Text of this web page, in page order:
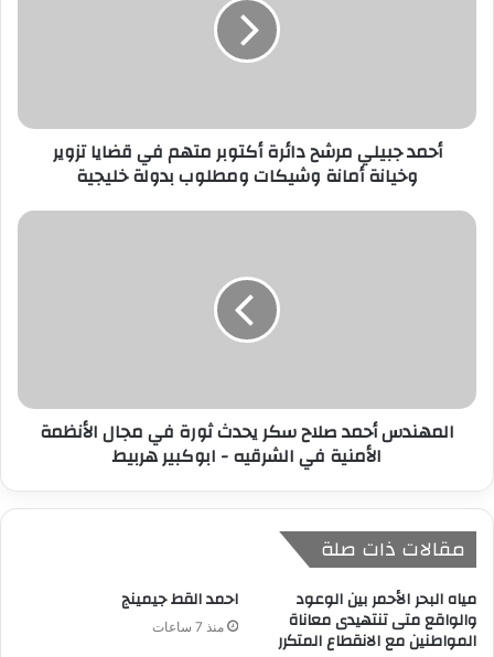
ر
أحمد جبيلي مرشح دائرة أكتوبر متهم في قضايا تزوير
وخيانة أمانة وشيكات ومطلوب بدولة خليجية
المهندس أحمد صلاح سكر يحدث ثورة في مجال الأنظمة
الأمنية في الشرقيه - ابوكبير هربيط
مقالات ذات صلة
مياه البحر الأحمر بين الوعود
والواقع متى تنتهيدى معاناة
المواطنين مع الانقطاع المتكرر
احمد القط جيمينج
منذ 7 ساعات